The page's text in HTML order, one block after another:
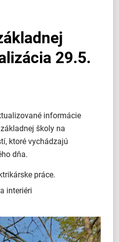
29.5.
informácie
školy na
ktoré vychádzajú
dňa.
práce.
interiéri